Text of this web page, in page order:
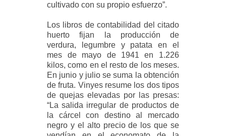
cultivado con su propio esfuerzo”.
Los libros de contabilidad del citado
huerto fijan la producción de
verdura, legumbre y patata en el
mes de mayo de 1941 en 1.226
kilos, como en el resto de los meses.
En junio y julio se suma la obtención
de fruta. Vinyes resume los dos tipos
de quejas elevadas por las presas:
“La salida irregular de productos de
la cárcel con destino al mercado
negro y el alto precio de los que se